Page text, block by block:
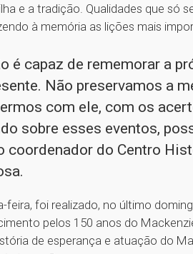
e a tradição. Qualidades que só
à memória as lições mais
é capaz de rememorar a
Não preservamos a
com ele, com os
sobre esses eventos,
coordenador do Centro
feira, foi realizado, no último
pelos 150 anos do
de esperança e atuação do